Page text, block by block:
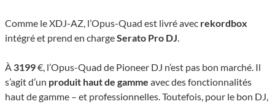
Comme le XDJ-AZ, l’Opus-Quad est livré avec rekordbox
intégré et prend en chargeSerato Pro DJ
À 3199€, l’Opus-Quad de Pioneer DJ n’est pas bon marché. Il
s’agit d’un produit haut de gamme avec des fonctionnalités
haut de gamme – et professionnelles. Toutefois, pour le bon DJ,